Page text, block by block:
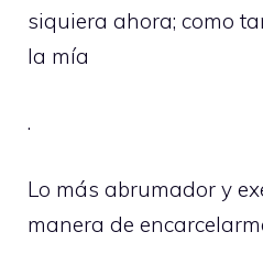
siquiera ahora; como
la mía
.
Lo más abrumador y
manera de